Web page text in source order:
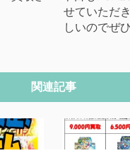
せていただ
しいのでぜ
関連記事